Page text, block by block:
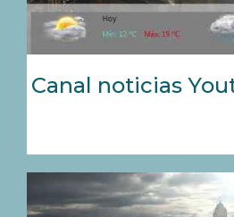
Canal noticias